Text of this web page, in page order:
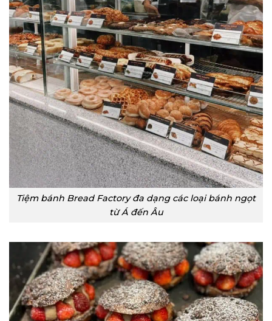
Tiệm bánh Bread Factory đa dạng các loại bánh ngọt
từ Á đến Âu